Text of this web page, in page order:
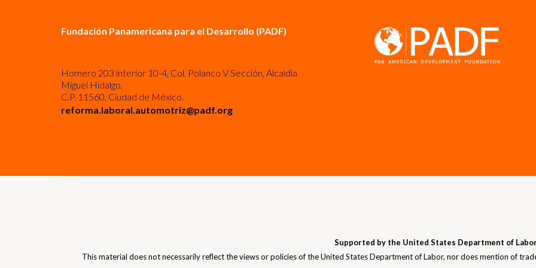
Fundación Panamericana para el Desarrollo (PADF)
Homero 203 interior 10-4, Col. Polanco V Sección, Alcaldía
Miguel Hidalgo,
C.P. 11560, Ciudad de México.
reforma.laboral.automotriz@padf.org
Supported by the United States Department of
This material does not necessarily reflect the views or policies of the United States Department of Labor, nor does mention of